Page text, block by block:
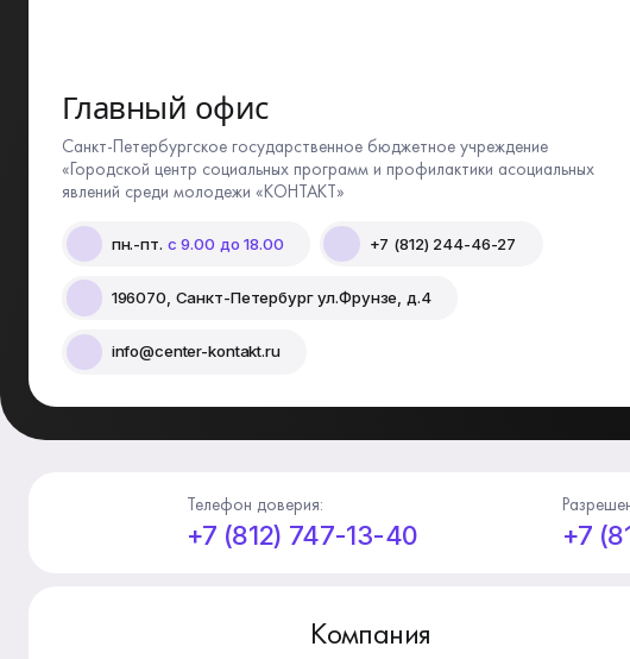
Главный офис
Санкт-Петербургское государственное бюджетное учреждение
«Городской центр социальных программ и профилактики асоциальных
явлений среди молодежи «КОНТАКТ»
пн.-пт. с 9.00 до 18.00 +7 (812) 244-46-27
196070, Санкт-Петербург ул.Фрунзе, д.4
info@center-kontakt.ru
Телефон доверия:
+7 (812) 747-13-40 +7
Компания